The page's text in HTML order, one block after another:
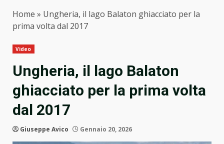
Home » Ungheria, il lago Balaton ghiacciato per la
prima volta dal 2017
Video
Ungheria, il lago Balaton
ghiacciato per la prima volta
dal 2017
Giuseppe Avico Gennaio 20, 2026